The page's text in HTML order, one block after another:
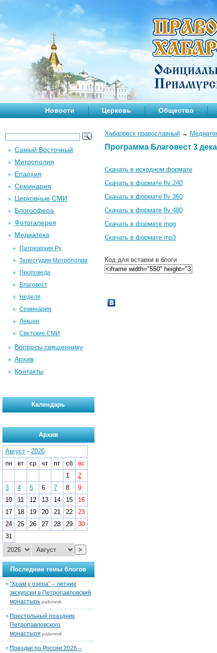
Новости Церковь Общество
Хабаровск православный →
Программа Благовест 3
Скачать в исходном формате
Скачать в формате flv 240
Скачать в формате flv 360
Скачать в формате flv 480
Скачать в формате mpg
Скачать в формате mp3
Код для вставки в блоги
Самый Восточный
Митрополия
Епархия
Семинария
Церковные СМИ
Блогосфера
Фотогалерея
Медиатека
Патриархия.Ру
Телестудия Митрополии
Проповеди
Благовест
Неделя
Семинария
Лекции
Светские СМИ
Вопросы священнику
Архив
Контакты
Календарь
Архив
Август - 2026
пн
вт ср чт пт сб
вс
1
2
3
4 5 6 7 8
9
10
11 12 13 14 15
16
17
18 19 20 21 22
23
24
25 26 27 28 29
30
31
>
Последние темы блогов
“Храм у озера” – летние
экскурсии в Петропавловский
монастырь palomnik
Престольный праздник
Петропавловского
монастыря palomnik
Поездки по России 2026 –